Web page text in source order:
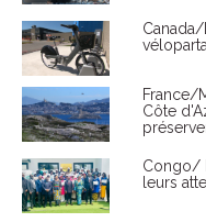
France/
Côte
Congo/
leurs